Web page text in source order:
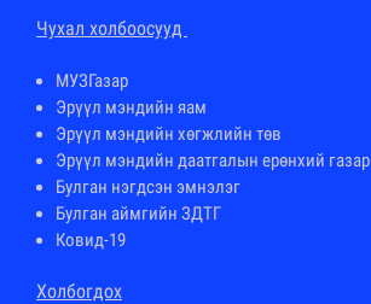
Чухал холбоосууд
МУЗГазар
Эрүүл мэндийн яам
Эрүүл мэндийн хөгжлийн төв
Эрүүл мэндийн даатгалын ерөнхий газар
Булган нэгдсэн эмнэлэг
Булган аймгийн ЗДТГ
Ковид-19
Холбогдох